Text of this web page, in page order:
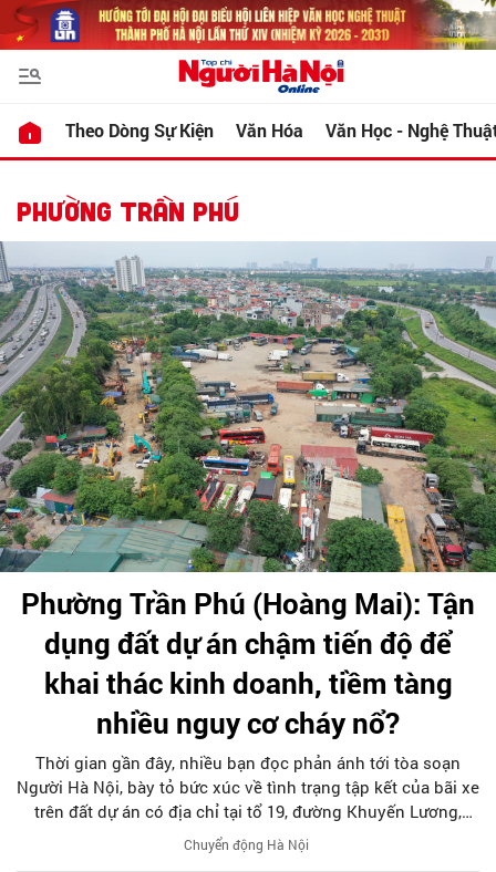
Theo Dòng Sự Kiện Văn Hóa Văn Học - Nghệ
PHƯỜNG TRẦN PHÚ
Phường Trần Phú (Hoàng Mai): Tận
dụng đất dự án chậm tiến độ để
khai thác kinh doanh, tiềm tàng
nhiều nguy cơ cháy nổ?
Thời gian gần đây, nhiều bạn đọc phản ánh tới tòa soạn
Người Hà Nội, bày tỏ bức xúc về tình trạng tập kết của bãi xe
trên đất dự án có địa chỉ tại tổ 19, đường Khuyến Lương,
phường Trần Phú, quận Hoàng Mai (ven đê Nguyễn Khoái,
cạnh khu dân cư Ao Vực), ảnh hưởng lớn đến đời sống
Chuyển động Hà Nội